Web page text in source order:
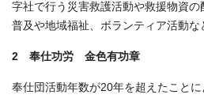
字社で行う災害救護活動や救援物資
普及や地域福祉、ボランティア活動な
2 奉仕功労 金色有功章
奉仕団活動年数が20年を超えたことに